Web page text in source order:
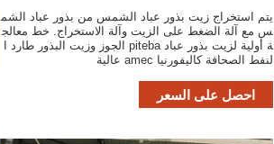
يتم استخراج زيت بذور عباد الشمس من بذور عباد الشم
س مع آلة الضغط على الزيت وآلة الاستخراج. خط معالج
ة أولية لزيت بذور عباد piteba الجوز وزيت البذور طارد ا
لنفط الصحافة كاليفورنيا amec عالية
احصل على السعر